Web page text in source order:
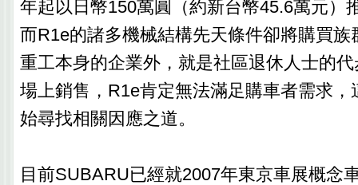
年起以日幣150萬圓（約新台幣45.6萬元）
而R1e的諸多機械結構先天條件卻將購買族
重工本身的企業外，就是社區退休人士的
場上銷售，R1e肯定無法滿足購車者需求
始尋找相關因應之道。
目前SUBARU已經就2007年東京車展概念